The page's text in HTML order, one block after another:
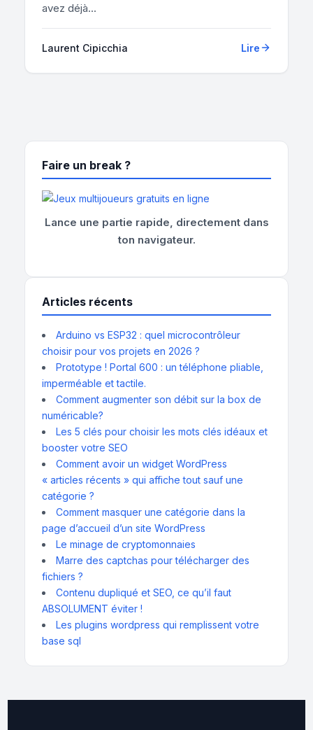
avez déjà...
Laurent Cipicchia Lire
Faire un break ?
Lance une partie rapide, directement dans
ton navigateur.
Articles récents
Arduino vs ESP32 : quel microcontrôleur
choisir pour vos projets en 2026 ?
Prototype ! Portal 600 : un téléphone pliable,
imperméable et tactile.
Comment augmenter son débit sur la box de
numéricable?
Les 5 clés pour choisir les mots clés idéaux et
booster votre SEO
Comment avoir un widget WordPress
« articles récents » qui affiche tout sauf une
catégorie ?
Comment masquer une catégorie dans la
page d’accueil d’un site WordPress
Le minage de cryptomonnaies
Marre des captchas pour télécharger des
fichiers ?
Contenu dupliqué et SEO, ce qu’il faut
ABSOLUMENT éviter !
Les plugins wordpress qui remplissent votre
base sql